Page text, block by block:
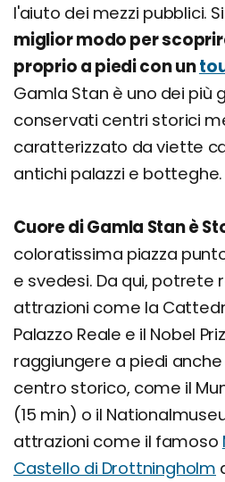
l'aiuto dei mezzi pubblici.
miglior modo per
proprio a piedi con un
Gamla Stan è uno dei più
conservati centri storici
caratterizzato da viette
antichi palazzi e botteghe.
Cuore di Gamla Stan è
coloratissima piazza
e svedesi. Da qui, potrete
attrazioni come la
Palazzo Reale e il Nobel
raggiungere a piedi
centro storico, come il
(15 min) o il
attrazioni come il famoso
Castello di Drottningholm